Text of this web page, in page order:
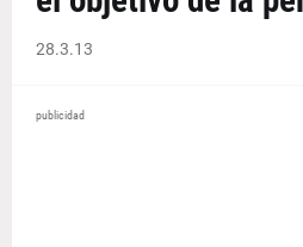
28.3.13
publicidad